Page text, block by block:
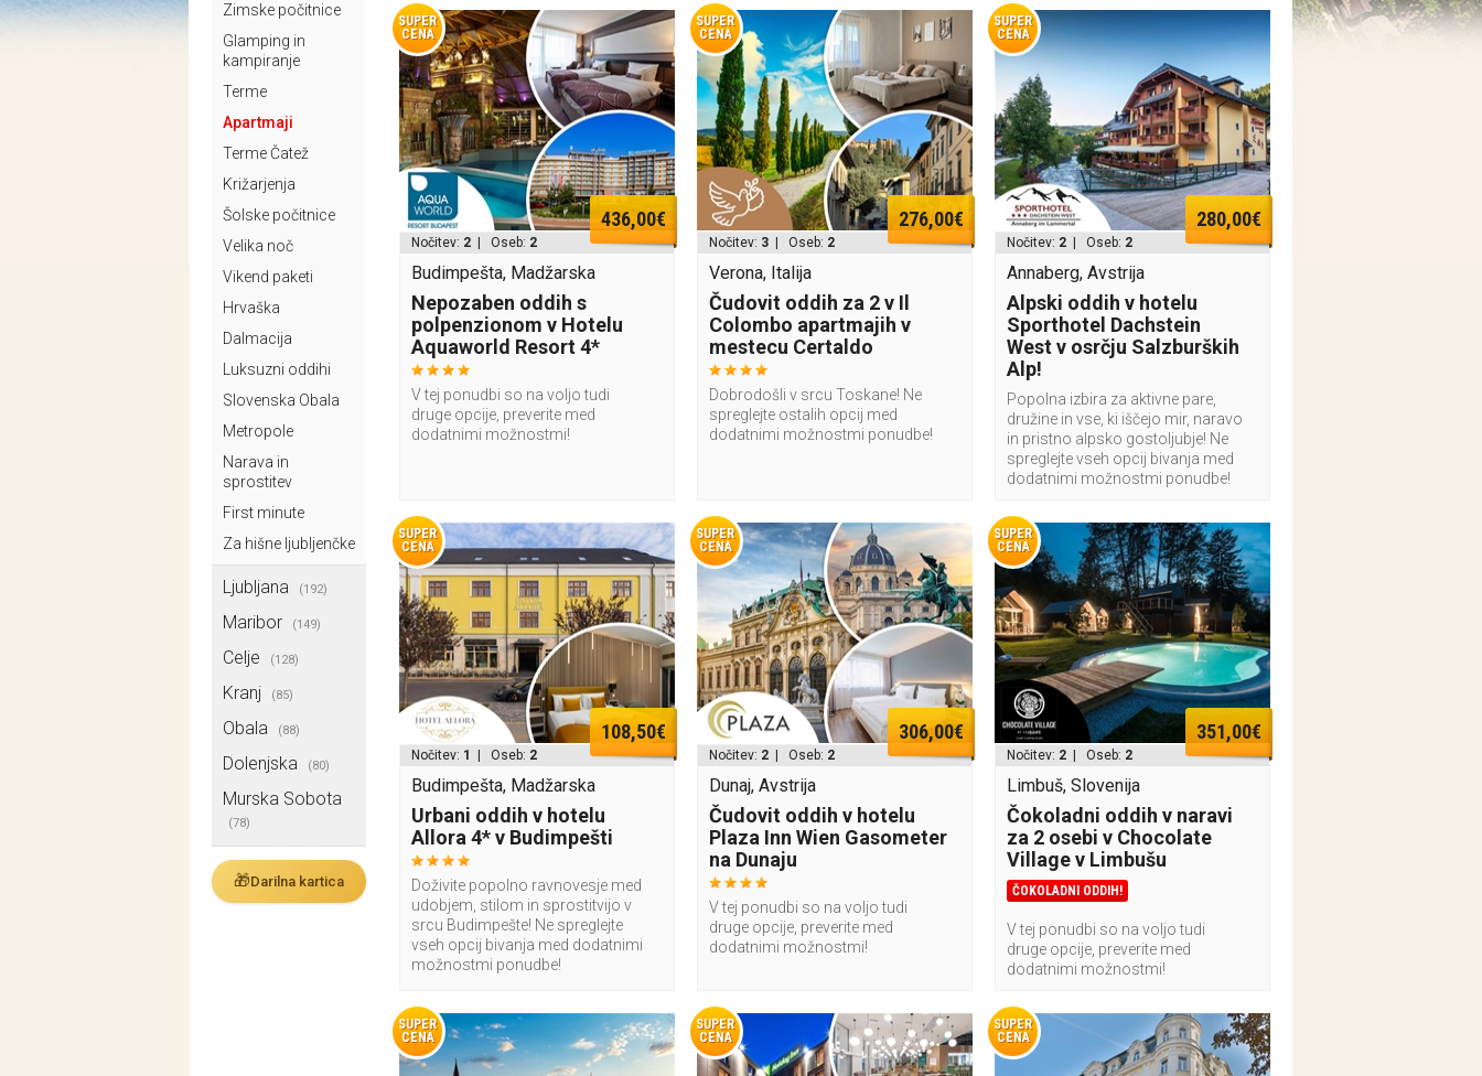
Zimske počitnice
Glamping in
kampiranje
Terme
Apartmaji
Terme Čatež
Križarjenja
Šolske počitnice
Velika noč
Vikend paketi
Hrvaška
Dalmacija
Luksuzni oddihi
Slovenska Obala
Metropole
Narava in
sprostitev
First minute
Za hišne ljubljenčke
Ljubljana (192)
Maribor (149)
Celje (128)
Kranj (85)
Obala (88)
Dolenjska (80)
Murska Sobota
(78)
🎁Darilna kartica
SUPER
CENA
436,00€
Nočitev: 2 | Oseb: 2
Budimpešta, Madžarska
Nepozaben oddih s
polpenzionom v Hotelu
Aquaworld Resort 4*
V tej ponudbi so na voljo tudi
druge opcije, preverite med
dodatnimi možnostmi!
SUPER
CENA
276,00€
Nočitev: 3 | Oseb: 2
Verona, Italija
Čudovit oddih za 2 v Il
Colombo apartmajih v
mestecu Certaldo
Dobrodošli v srcu Toskane! Ne
spreglejte ostalih opcij med
dodatnimi možnostmi ponudbe!
SUPER
CENA
280,00€
Nočitev: 2 | Oseb: 2
Annaberg, Avstrija
Alpski oddih v hotelu
Sporthotel Dachstein
West v osrčju Salzburških
Alp!
Popolna izbira za aktivne pare,
družine in vse, ki iščejo mir, naravo
in pristno alpsko gostoljubje! Ne
spreglejte vseh opcij bivanja med
dodatnimi možnostmi ponudbe!
SUPER
CENA
108,50€
Nočitev: 1 | Oseb: 2
Budimpešta, Madžarska
Urbani oddih v hotelu
Allora 4* v Budimpešti
Doživite popolno ravnovesje med
udobjem, stilom in sprostitvijo v
srcu Budimpešte! Ne spreglejte
vseh opcij bivanja med dodatnimi
možnostmi ponudbe!
SUPER
CENA
306,00€
Nočitev: 2 | Oseb: 2
Dunaj, Avstrija
Čudovit oddih v hotelu
Plaza Inn Wien Gasometer
na Dunaju
V tej ponudbi so na voljo tudi
druge opcije, preverite med
dodatnimi možnostmi!
SUPER
CENA
351,00€
Nočitev: 2 | Oseb: 2
Limbuš, Slovenija
Čokoladni oddih v naravi
za 2 osebi v Chocolate
Village v Limbušu
ČOKOLADNI ODDIH!
V tej ponudbi so na voljo tudi
druge opcije, preverite med
dodatnimi možnostmi!
SUPER
CENA
SUPER
CENA
SUPER
CENA